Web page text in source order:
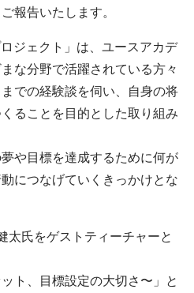
報告いたします。
ジェクト」は、ユースアカデ
な分野で活躍されている方々
での経験談を伺い、自身の将
ることを目的とした取り組み
や目標を達成するために何が
につなげていくきっかけとな
太氏をゲストティーチャーと
ト、目標設定の大切さ〜」と